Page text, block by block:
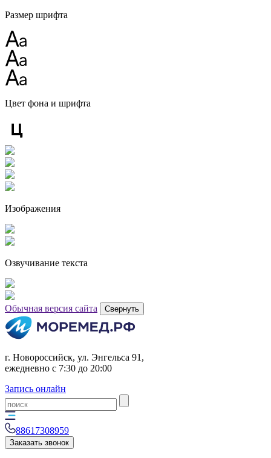
Размер шрифта
Цвет фона и шрифта
Изображения
Озвучивание текста
Обычная версия сайта Свернуть
г. Новороссийск, ул. Энгельса 91,
ежедневно с 7:30 до 20:00
Запись онлайн
88617308959
Заказать звонок